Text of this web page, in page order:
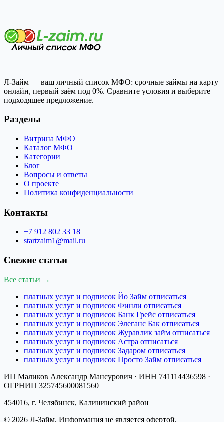
Л-Займ — ваш личный список МФО: срочные займы на карту
онлайн, первый заём под 0%. Сравните условия и выберите
подходящее предложение.
Разделы
Витрина МФО
Каталог МФО
Категории
Блог
Вопросы и ответы
О проекте
Политика конфиденциальности
Контакты
+7 912 802 33 18
startzaim1@mail.ru
Свежие статьи
Все статьи →
платных услуг и подписок Йо Займ отписаться
платных услуг и подписок Финли отписаться
платных услуг и подписок Банк Грейс отписаться
платных услуг и подписок Элеганс Бак отписаться
платных услуг и подписок Журавлик займ отписаться
платных услуг и подписок Астра отписаться
платных услуг и подписок Задаром отписаться
платных услуг и подписок Просто Займ отписаться
ИП Маликов Александр Мансурович · ИНН 741114436598 ·
ОГРНИП 325745600081560
454016, г. Челябинск, Калининский район
© 2026 Л-Займ. Информация не является офертой.